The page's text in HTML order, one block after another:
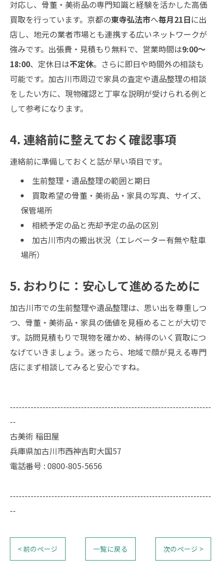
対応し、骨董・美術品の専門知識と経験を活かした高価
買取を行っています。京都の東寺弘法市へ毎月21日に出
店し、地元の業者市場とも連携する広いネットワークが
強みです。出張費・見積もり無料で、営業時間は9:00〜
18:00、定休日は不定休。さらに即日や時間外の相談も
可能です。加古川市周辺で家具の査定や遺品整理の相談
をしたい方に、現物確認と丁寧な説明が受けられる例と
して参考になります。
4. 連絡前に整えておく確認事項
連絡前に準備しておくと話が早い項目です。
生前整理・遺品整理の範囲と期日
買取希望の骨董・美術品・家具の写真、サイズ、
保管場所
相続予定の品と売却予定の品の区別
加古川市内の搬出状況（エレベーター有無や駐車
場所）
5. おわりに：安心して進めるために
加古川市での生前整理や遺品整理は、思い出を尊重しつ
つ、骨董・美術品・家具の価値を見極めることが大切で
す。訪問見積もりで現物を確かめ、納得のいく買取につ
なげていきましょう。迷ったら、地域で顔が見える専門
店にまず相談してみると安心ですね。
--------------------------------------------------------------------
--
古美術 稲田屋
兵庫県加古川市西神吉町大国57
電話番号 : 0800-805-5656
--------------------------------------------------------------------
--
< 前のページ 一覧に戻る 次のページ >